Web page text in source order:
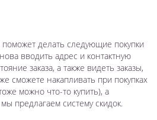
делать следующие покупки
вводить адрес и контактную
заказа, а также видеть заказы,
сможете накапливать при покупках
можно что-то купить), а
предлагаем систему скидок.